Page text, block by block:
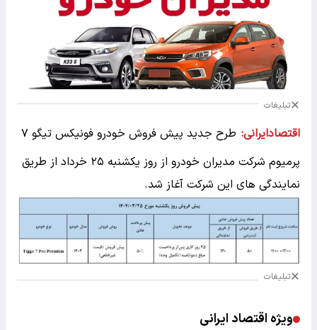
تبلیغات
اقتصادایرانی:
طرح جدید پیش فروش خودرو فونیکس تیگو ۷
پرمیوم شرکت مدیران خودرو از روز یکشنبه ۲۵ خرداد از طریق
نمایندگی های این شرکت آغاز شد.
تبلیغات
ویژه اقتصاد ایرانی